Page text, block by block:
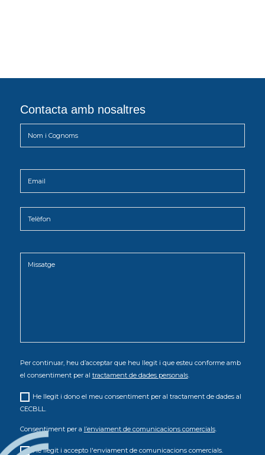
Contacta amb nosaltres
Per continuar, heu d’acceptar que heu llegit i que esteu conforme amb
el consentiment per al tractament de dades personals.
He llegit i dono el meu consentiment per al tractament de dades al
CECBLL.
Consentiment per a l’enviament de comunicacions comercials.
He llegit i accepto l'enviament de comunicacions comercials.